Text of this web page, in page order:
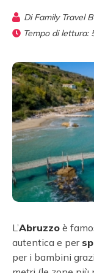
DiFamily Travel
Tempo di lettura:
L’Abruzzo è
autentica e per
per i bambini